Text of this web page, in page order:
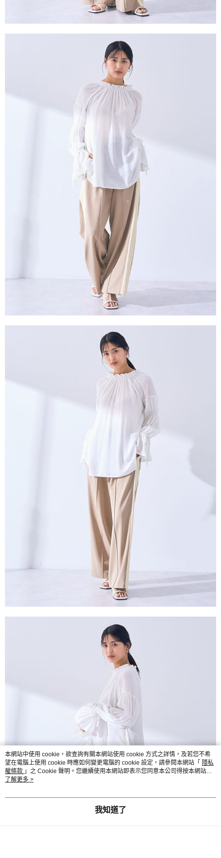
本網站中使用 cookie，欲查詢有關本網站使用 cookie 方式之詳情，及若您不希
望在電腦上使用 cookie 時應如何變更電腦的 cookie 設定，請參閱本網站「 隱私
權條款 」之 Cookie 聲明。您繼續使用本網站即表示您同意本公司得按本網站使
用條款之 Cookie 聲明使用 cookie。
了解更多 >
我知道了